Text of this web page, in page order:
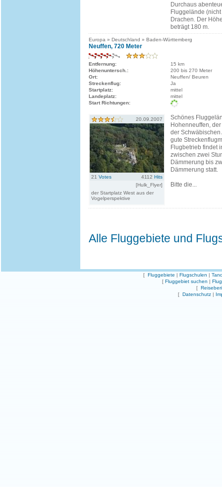
Durchaus
Fluggelände
Drachen. Der
beträgt 180 m.
Europa » Deutschland » Baden-Württemberg
Neuffen, 720 Meter
Entfernung:
15 km
Höhenuntersch.:
200 bis 270 Meter
Ort:
Neuffen/ Beuren
Streckenflug:
Ja
Startplatz:
mittel
Landeplatz:
mittel
Start Richtungen:
20.09.2007
21 Votes 4112 Hits
[Hulk_Flyer]
der Startplatz West aus der
Vogelperspektive
Schönes
Hohenneuffen,
der Schwäbischen
gute
Flugbetrieb findet
zwischen zwei
Dämmerung bis
Dämmerung statt.
Bitte die...
Alle Fluggebiete und
[ Fluggebiete | Flugschulen |
[ Fluggebiet suchen |
[
[ Datenschutz |